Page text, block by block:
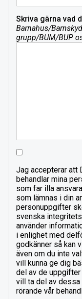
Skriva gärna vad
Barnahus/
grupp/BUM/BUP
Jag accepterar att
behandlar mina
som far illa
som lämnas i din
personuppgifter
svenska
använder
i enlighet med
godkänner så kan
även om du inte
vill kunna ge dig
del av de
vill ta del av
rörande vår